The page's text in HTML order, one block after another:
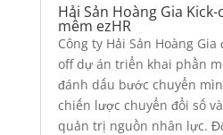
Hải Sản Hoàng Gia
mềm ezHR
Công ty Hải Sản Hoàng
off dự án triển khai phần
đánh dấu bước chuyển
chiến lược chuyển đổi số
quản trị nguồn nhân lực.